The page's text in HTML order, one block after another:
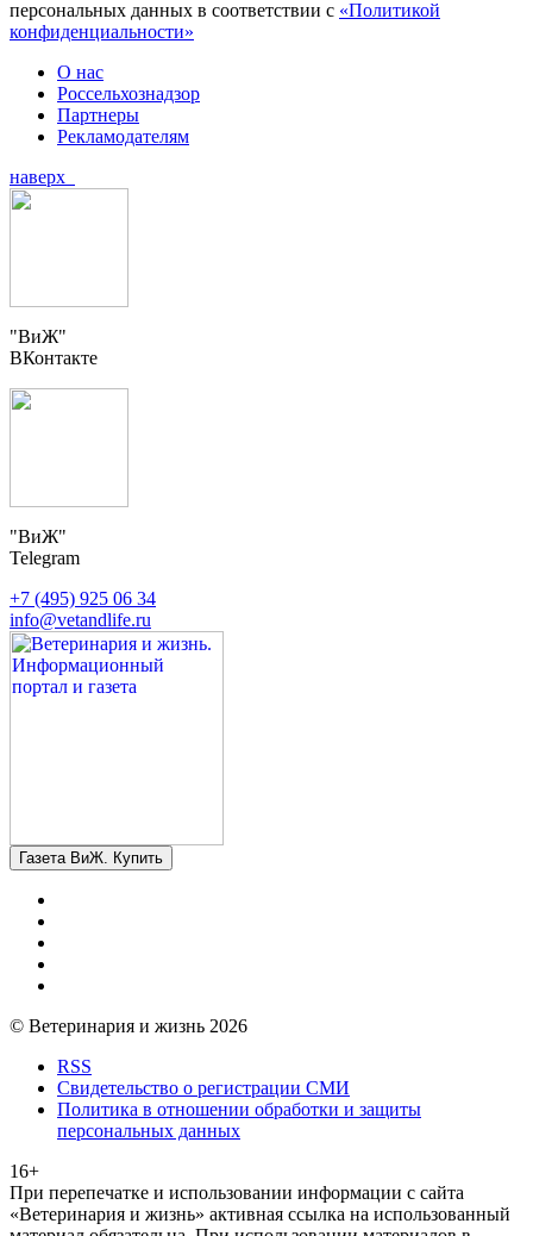
персональных данных в соответствии с «Политикой
конфиденциальности»
О нас
Россельхознадзор
Партнеры
Рекламодателям
наверх
"ВиЖ"
ВКонтакте
"ВиЖ"
Telegram
+7 (495) 925 06 34
info@vetandlife.ru
Газета ВиЖ. Купить
© Ветеринария и жизнь 2026
RSS
Свидетельство о регистрации СМИ
Политика в отношении обработки и защиты
персональных данных
16+
При перепечатке и использовании информации с сайта
«Ветеринария и жизнь» активная ссылка на использованный